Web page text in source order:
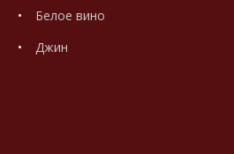
Белое вино
Джин